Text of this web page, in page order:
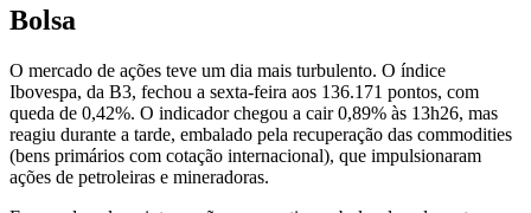
Bolsa
O mercado de ações teve um dia mais turbulento. O índice
Ibovespa, da B3, fechou a sexta-feira aos 136.171 pontos, com
queda de 0,42%. O indicador chegou a cair 0,89% às 13h26, mas
reagiu durante a tarde, embalado pela recuperação das commodities
(bens primários com cotação internacional), que impulsionaram
ações de petroleiras e mineradoras.